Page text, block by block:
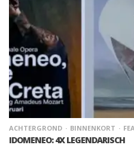
ACHTERGROND BINNENKORT
IDOMENEO: 4X LEGENDARISCH